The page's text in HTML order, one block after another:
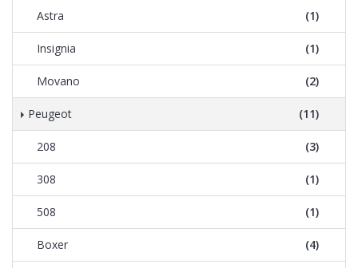
Astra (1)
Insignia (1)
Movano (2)
Peugeot (11)
208 (3)
308 (1)
508 (1)
Boxer (4)